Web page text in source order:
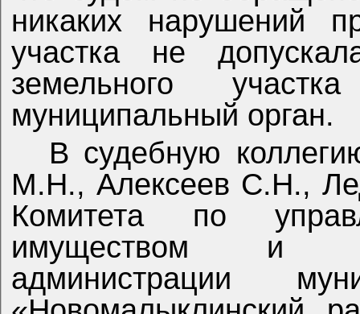
никаких нарушений
участка не
земельного
муниципальный орган.
В судебную
М.Н., Алексеев С.Н.,
Комитета по
имуществом и
администрации